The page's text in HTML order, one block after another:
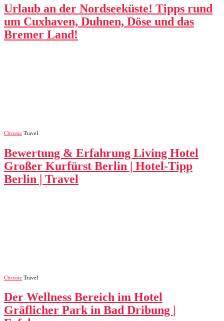
Urlaub an der Nordseeküste! Tipps rund
um Cuxhaven, Duhnen, Döse und das
Bremer Land!
Chrissie Travel
Bewertung & Erfahrung Living Hotel
Großer Kurfürst Berlin | Hotel-Tipp
Berlin | Travel
Chrissie Travel
Der Wellness Bereich im Hotel
Gräflicher Park in Bad Dribung |